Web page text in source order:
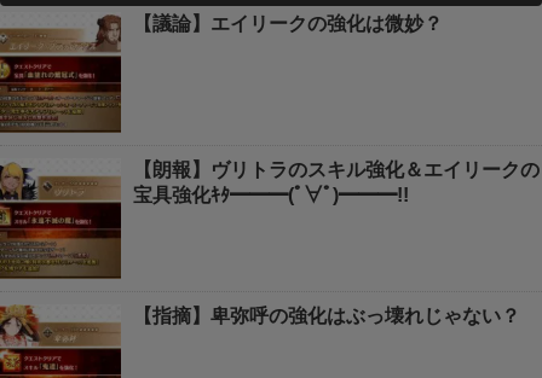
【議論】エイリークの強化は微妙？
【朗報】ヴリトラのスキル強化＆エイリークの
宝具強化ｷﾀ━━━(ﾟ∀ﾟ)━━━!!
【指摘】卑弥呼の強化はぶっ壊れじゃない？